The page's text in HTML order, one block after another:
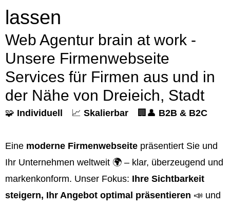
lassen
Web Agentur brain at work -
Unsere Firmenwebseite
Services für Firmen aus und in
der Nähe von Dreieich, Stadt
🧩 Individuell 📈 Skalierbar 🏢👤 B2B & B2C
Eine moderne Firmenwebseite präsentiert Sie und
Ihr Unternehmen weltweit 🌍 – klar, überzeugend und
markenkonform. Unser Fokus: Ihre Sichtbarkeit
steigern, Ihr Angebot optimal präsentieren 📣 und